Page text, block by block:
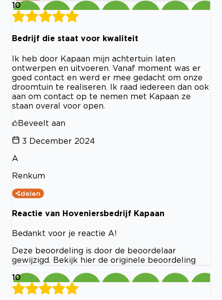
10
Bedrijf die staat voor kwaliteit
Ik heb door Kapaan mijn achtertuin laten
ontwerpen en uitvoeren. Vanaf moment was er
goed contact en werd er mee gedacht om onze
droomtuin te realiseren. Ik raad iedereen dan ook
aan om contact op te nemen met Kapaan ze
staan overal voor open.
Beveelt aan
3 December 2024
A
Renkum
delen
Reactie van Hoveniersbedrijf Kapaan
Bedankt voor je reactie A!
Deze beoordeling is door de beoordelaar
gewijzigd. Bekijk hier de originele beoordeling
10